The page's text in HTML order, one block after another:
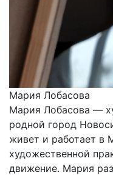
Мария Лобасова
Мария Лобасова —
родной город
живет и работает в
художественной
движение. Мария